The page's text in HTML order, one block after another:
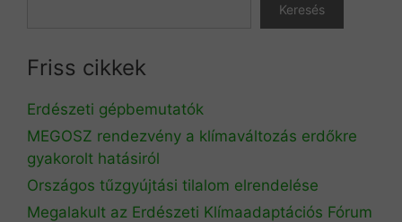
Keresés
Friss cikkek
Erdészeti gépbemutatók
MEGOSZ rendezvény a klímaváltozás erdőkre
gyakorolt hatásiról
Országos tűzgyújtási tilalom elrendelése
Megalakult az Erdészeti Klímaadaptációs Fórum